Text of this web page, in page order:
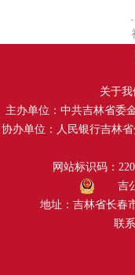
关于我
主办单位：中共吉林省委
协办单位：人民银行吉林
网站标识码：
吉
地址：吉林省长春
联